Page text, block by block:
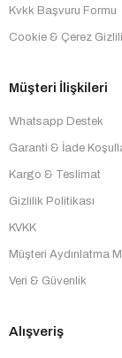
Kvkk Başvuru Formu
Cookie & Çerez
Müşteri İlişkileri
Whatsapp Destek
Garanti & İade
Kargo & Teslimat
Gizlilik Politikası
KVKK
Müşteri Aydınlatma
Veri & Güvenlik
Alışveriş